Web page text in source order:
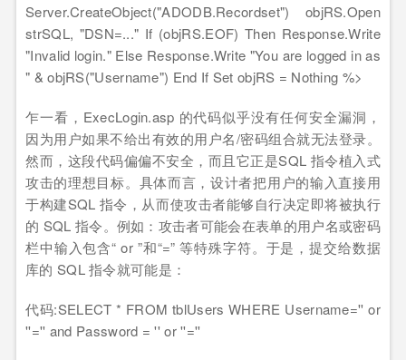
Server.CreateObject("ADODB.Recordset") objRS.Open
strSQL, "DSN=..." If (objRS.EOF) Then Response.Write
"Invalid login." Else Response.Write "You are logged in as
" & objRS("Username") End If Set objRS = Nothing %>
乍一看，ExecLogin.asp 的代码似乎没有任何安全漏洞，
因为用户如果不给出有效的用户名/密码组合就无法登录。
然而，这段代码偏偏不安全，而且它正是SQL 指令植入式
攻击的理想目标。具体而言，设计者把用户的输入直接用
于构建SQL 指令，从而使攻击者能够自行决定即将被执行
的 SQL 指令。例如：攻击者可能会在表单的用户名或密码
栏中输入包含“ or ”和“=” 等特殊字符。于是，提交给数据
库的 SQL 指令就可能是：
代码:SELECT * FROM tblUsers WHERE Username='' or
''='' and Password = '' or ''=''